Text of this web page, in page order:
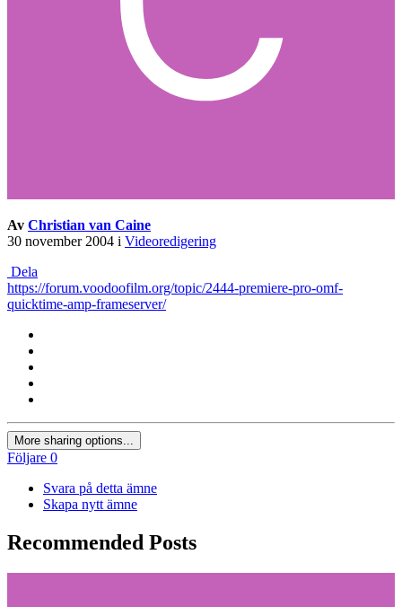
Av Christian van Caine
30 november 2004 i Videoredigering
Dela
https://forum.voodoofilm.org/topic/2444-premiere-pro-omf-
quicktime-amp-frameserver/
More sharing options...
Följare 0
Svara på detta ämne
Skapa nytt ämne
Recommended Posts